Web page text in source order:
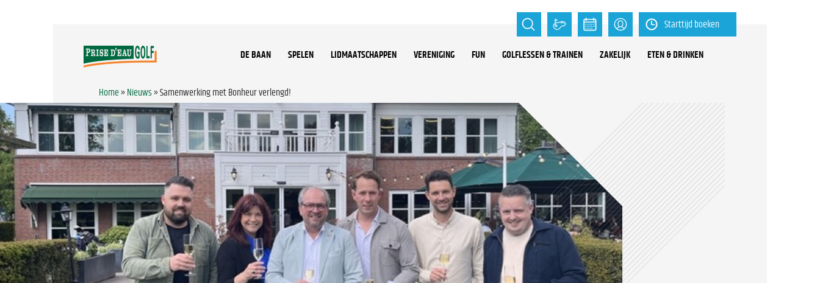
Starttijd boeken
DE BAAN SPELEN LIDMAATSCHAPPEN VERENIGING FUN GOLFLESSEN & TRAINEN ZAKELIJK ETEN & DRINKEN
Home» Nieuws»Samenwerking met Bonheur verlengd!